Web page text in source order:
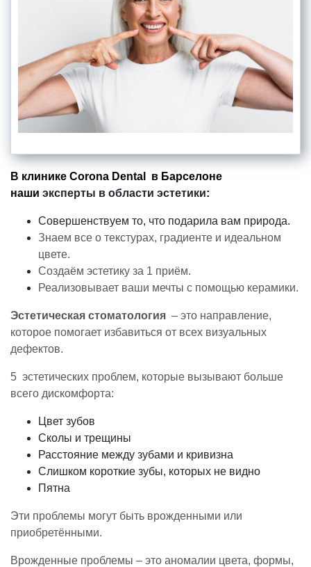
В клинике Corona Dental в Барселоне
наши эксперты в области эстетики:
Совершенствуем то, что подарила вам природа.
Знаем все о текстурах, градиенте и идеальном
цвете.
Создаём эстетику за 1 приём.
Реализовывает ваши мечты с помощью керамики.
Эстетическая стоматология – это направление,
которое помогает избавиться от всех визуальных
дефектов.
5 эстетических проблем, которые вызывают больше
всего дискомфорта:
Цвет зубов
Сколы и трещины
Расстояние между зубами и кривизна
Слишком короткие зубы, которых не видно
Пятна
Эти проблемы могут быть врожденными или
приобретёнными.
Врожденные проблемы – это аномалии цвета, формы,